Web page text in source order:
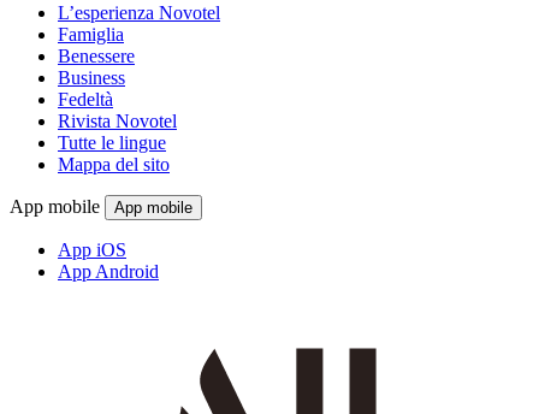
L’esperienza Novotel
Famiglia
Benessere
Business
Fedeltà
Rivista Novotel
Tutte le lingue
Mappa del sito
App mobile App mobile
App iOS
App Android